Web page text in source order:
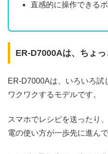
直感的に操作できる
ER-D7000Aは、ちょ
ER-D7000Aは、いろいろ試
ワクワクするモデルです。
スマホでレシピを送ったり
電の使い方が一歩先に進ん